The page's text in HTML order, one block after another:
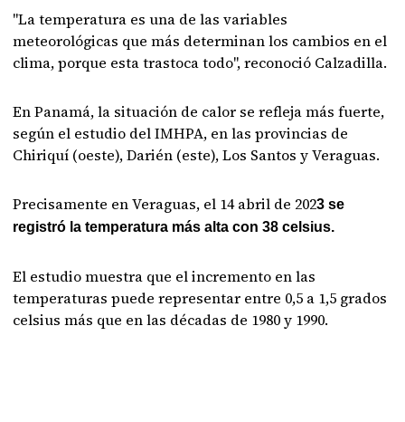
"La temperatura es una de las variables
meteorológicas que más determinan los cambios en el
clima, porque esta trastoca todo", reconoció Calzadilla.
En Panamá, la situación de calor se refleja más fuerte,
según el estudio del IMHPA, en las provincias de
Chiriquí (oeste), Darién (este), Los Santos y Veraguas.
Precisamente en Veraguas, el 14 abril de 2023 se
registró la temperatura más alta con 38 celsius.
El estudio muestra que el incremento en las
temperaturas puede representar entre 0,5 a 1,5 grados
celsius más que en las décadas de 1980 y 1990.